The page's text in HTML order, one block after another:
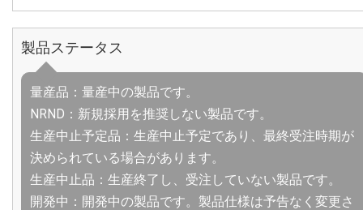
製品ステータス
量産品：量産中の製品です。
NRND：新規採用を推奨しない製品です。
生産中止予定品：生産中止予定であり、最終受注時期が
決められている場合があります。
生産中止品：生産終了し、受注していない製品です。
開発中：開発中の製品です。製品仕様は予告なく変更さ